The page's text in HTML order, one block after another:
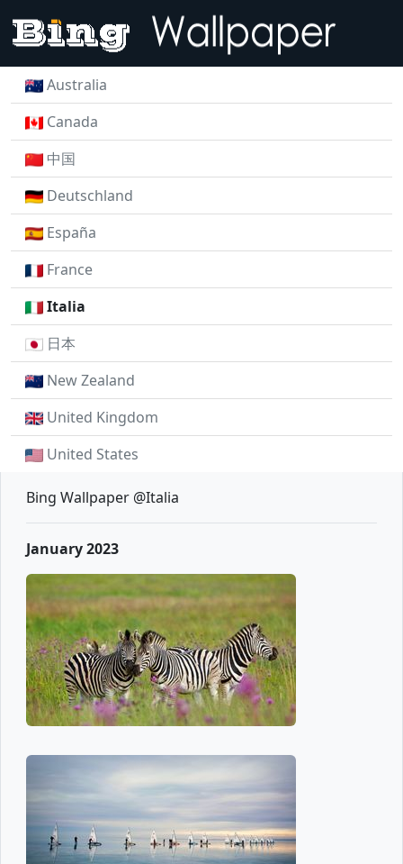
Australia
Canada
中国
Deutschland
España
France
Italia
日本
New Zealand
United Kingdom
United States
Bing Wallpaper @Italia
January 2023